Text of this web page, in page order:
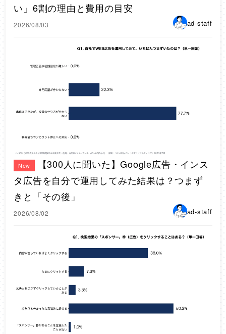
い」6割の理由と費用の目安
2026/08/03 ad-staff
New
【300人に聞いた】Google広告・インス
タ広告を自分で運用してみた結果は？つまず
きと「その後」
2026/08/02 ad-staff